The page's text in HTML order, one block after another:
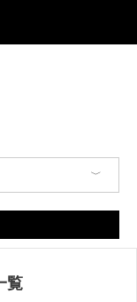
アジリティ アフ
覧